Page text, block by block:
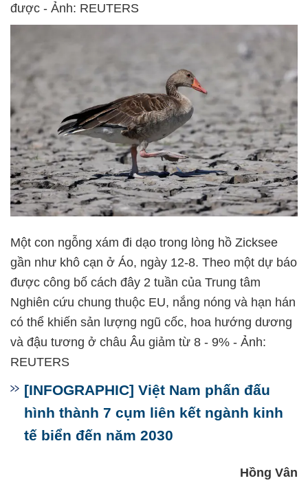
được - Ảnh: REUTERS
Một con ngỗng xám đi dạo trong lòng hồ Zicksee
gần như khô cạn ở Áo, ngày 12-8. Theo một dự báo
được công bố cách đây 2 tuần của Trung tâm
Nghiên cứu chung thuộc EU, nắng nóng và hạn hán
có thể khiến sản lượng ngũ cốc, hoa hướng dương
và đậu tương ở châu Âu giảm từ 8 - 9% - Ảnh:
REUTERS
[INFOGRAPHIC] Việt Nam phấn đấu
hình thành 7 cụm liên kết ngành kinh
tế biển đến năm 2030
Hồng Vân